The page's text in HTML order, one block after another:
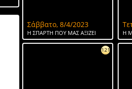
Σάββατο, 8/4/2023
Η ΣΠΑΡΤΗ ΠΟΥ ΜΑΣ ΑΞΙΖΕΙ Η
121